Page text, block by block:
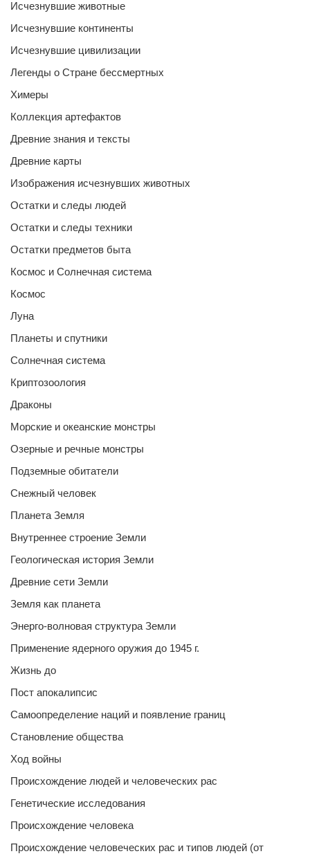
Исчезнувшие животные
Исчезнувшие континенты
Исчезнувшие цивилизации
Легенды о Стране бессмертных
Химеры
Коллекция артефактов
Древние знания и тексты
Древние карты
Изображения исчезнувших животных
Остатки и следы людей
Остатки и следы техники
Остатки предметов быта
Космос и Солнечная система
Космос
Луна
Планеты и спутники
Солнечная система
Криптозоология
Драконы
Морские и океанские монстры
Озерные и речные монстры
Подземные обитатели
Снежный человек
Планета Земля
Внутреннее строение Земли
Геологическая история Земли
Древние сети Земли
Земля как планета
Энерго-волновая структура Земли
Применение ядерного оружия до 1945 г.
Жизнь до
Пост апокалипсис
Самоопределение наций и появление границ
Становление общества
Ход войны
Происхождение людей и человеческих рас
Генетические исследования
Происхождение человека
Происхождение человеческих рас и типов людей (от